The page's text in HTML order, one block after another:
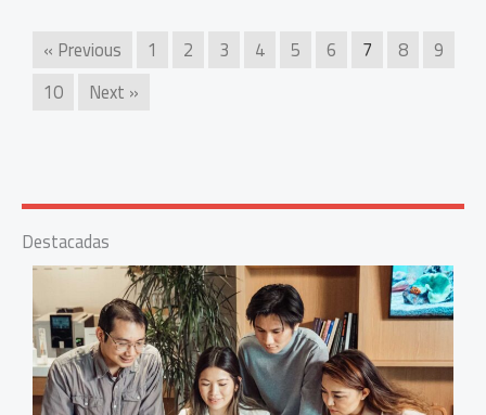
« Previous 1 2 3 4 5 6 7 8
9
10
Next »
Destacadas